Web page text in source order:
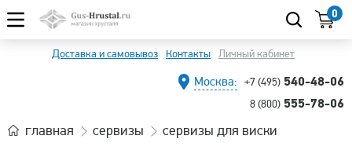
0
Доставка и самовывоз Контакты Личный кабинет
Москва: +7 (495) 540-48-06
8 (800) 555-78-06
главная сервизы сервизы для виски